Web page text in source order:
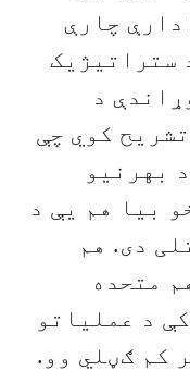
چارې
ستراتیژیک
د
کوي چې
بهرنیو
بیا هم یې د
دی. هم
متحده
د عملیاتو
کم ګڼلي وو.